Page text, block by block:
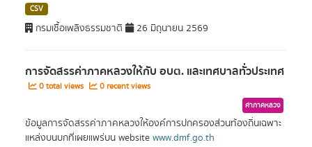
CSV
กรมเชื้อเพลิงธรรมชาติ 26 มิถุนายน 2569
การจัดสรรค่าภาคหลวงให้กับ อบต. และเทศบาลทั่วประเทศ
0 total views 0 recent views
ค่าภาคหลวง
ข้อมูลการจัดสรรค่าภาคหลวงให้องค์การปกครองส่วนท้องถิ่นเฉพาะ
แหล่งบนบกที่เผยแพร่บน website www.dmf.go.th